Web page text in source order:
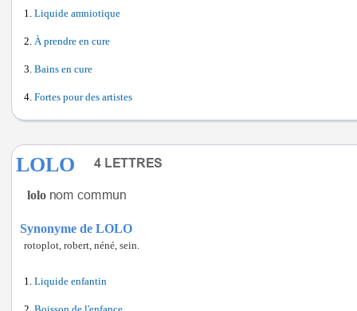
Liquide amniotique
À prendre en cure
Bains en cure
Fortes pour des artistes
LOLO
lolo
Synonyme de LOLO
rotoplot, robert, néné, sein.
Liquide enfantin